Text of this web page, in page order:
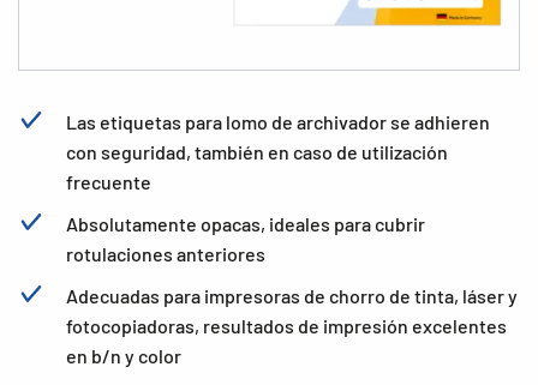
Las etiquetas para lomo de archivador se adhieren
con seguridad, también en caso de utilización
frecuente
Absolutamente opacas, ideales para cubrir
rotulaciones anteriores
Adecuadas para impresoras de chorro de tinta, láser y
fotocopiadoras, resultados de impresión excelentes
en b/n y color